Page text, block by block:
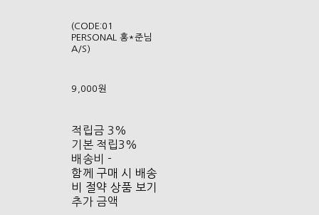
(CODE:01
PERSONAL 홍*준님
A/S)
9,000원
적립금 3%
기본 적립3%
배송비 -
함께 구매 시 배송
비 절약 상품 보기
추가 금액